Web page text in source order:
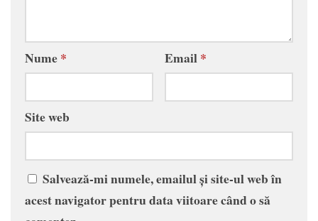
Nume* Email*
Site web
Salvează-mi numele, emailul și site-ul web în
acest navigator pentru data viitoare când o să